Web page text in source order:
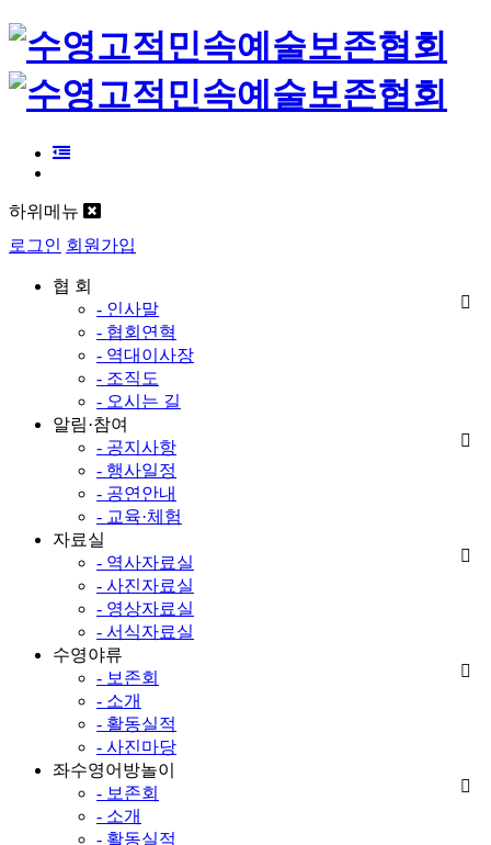
하위메뉴
로그인 회원가입
협 회
- 인사말
- 협회연혁
- 역대이사장
- 조직도
- 오시는 길
알림·참여
- 공지사항
- 행사일정
- 공연안내
- 교육·체험
자료실
- 역사자료실
- 사진자료실
- 영상자료실
- 서식자료실
수영야류
- 보존회
- 소개
- 활동실적
- 사진마당
좌수영어방놀이
- 보존회
- 소개
- 활동실적